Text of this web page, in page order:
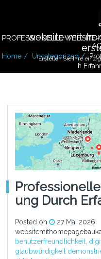
website-mit-
Erstellen Sie Ihre
PROFESSIONELLE
Home Uncategorized
H
Ung Durch
Posted on 27 Mai 2026
benutzerfreundlichkeit,
glaubwürdigkeit